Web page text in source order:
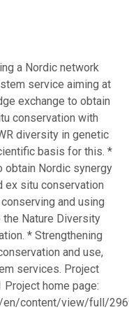
a Nordic network
service aiming at
exchange to obtain
conservation with
diversity in genetic
basis for this. *
obtain Nordic synergy
ex situ conservation
and using
Nature Diversity
* Strengthening
and use,
services. Project
home page:
en/content/view/full/